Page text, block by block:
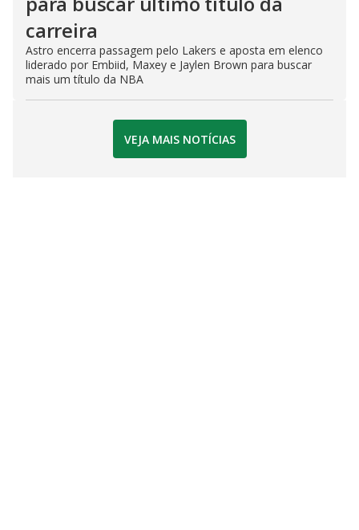
carreira
Astro encerra passagem pelo Lakers e aposta em elenco
liderado por Embiid, Maxey e Jaylen Brown para buscar
mais um título da NBA
VEJA MAIS NOTÍCIAS